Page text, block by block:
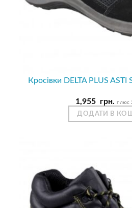
Кросівки DELTA PLUS
1,955 грн. плюс
ДОДАТИ В